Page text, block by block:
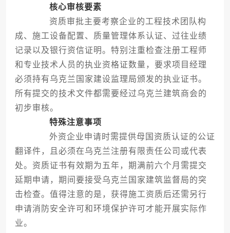
核心审核要素
资质审批主要考察企业的工程技术团队构
成、施工设备配置、质量管理体系认证、过往业绩
记录以及银行资信证明。特别注重检查注册工程师
和专业技术人员的执业资格证数量，要求项目经理
必须持有乌克兰国家建设监理局颁发的执业证书。
所有提交的技术文件都需要经过乌克兰建筑商会的
初步审核。
特殊注意事项
外资企业申请时需提供母国资质认证的公证
翻译件，且必须在乌克兰注册有限责任公司或代表
处。资质证书有效期为五年，期满前六个月需提交
延期申请，期间要接受乌克兰国家建筑监督局的突
击检查。值得注意的是，获得施工资质后还需另行
申请消防安全许可和环境保护许可才能开展实际作
业。